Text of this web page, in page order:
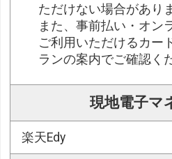
ただけない場合があり
また、事前払い・オン
ご利用いただけるカー
ランの案内でご確認く
現地電子マ
楽天Edy